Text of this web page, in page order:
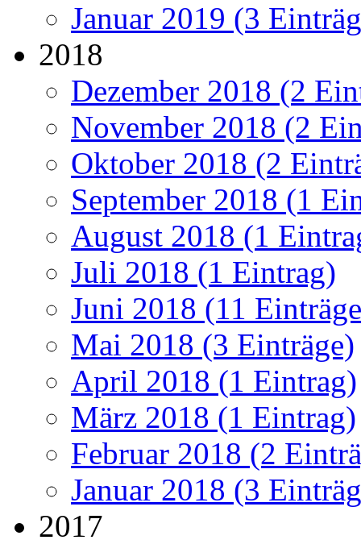
Januar 2019 (3
2018
Dezember 2018 (2
November 2018 (2
Oktober 2018 (2
September 2018 (1
August 2018 (1
Juli 2018 (1 Eintrag)
Juni 2018 (11
Mai 2018 (3 Einträge)
April 2018 (1 Eintrag)
März 2018 (1 Eintrag)
Februar 2018 (2
Januar 2018 (3
2017